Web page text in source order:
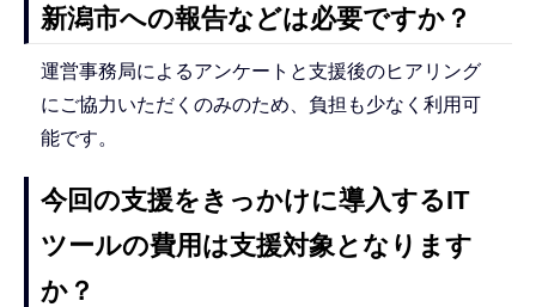
新潟市への報告などは必要ですか？
運営事務局によるアンケートと支援後のヒアリング
にご協力いただくのみのため、負担も少なく利用可
能です。
今回の支援をきっかけに導入するIT
ツールの費用は支援対象となります
か？